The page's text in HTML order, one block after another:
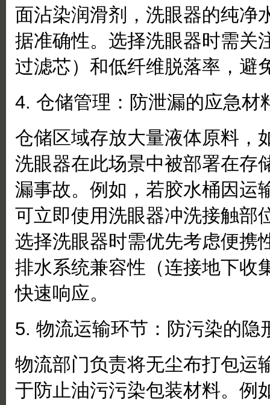
面沾染润滑剂，洗眼器的纯净
据准确性。选择洗眼器时需关
过滤芯）和低纤维脱落率，避
4. 仓储管理：防泄漏的应急材
仓储区域存放大量液体原料，
洗眼器在此场景中被部署在存
漏事故。例如，若胶水桶因运
可立即使用洗眼器冲洗接触部
选择洗眼器时需优先考虑便携
排水系统兼容性（连接地下收
快速响应。
5. 物流运输环节：防污染的隐
物流部门负责将无尘布打包运
于防止油污污染包装材料。例